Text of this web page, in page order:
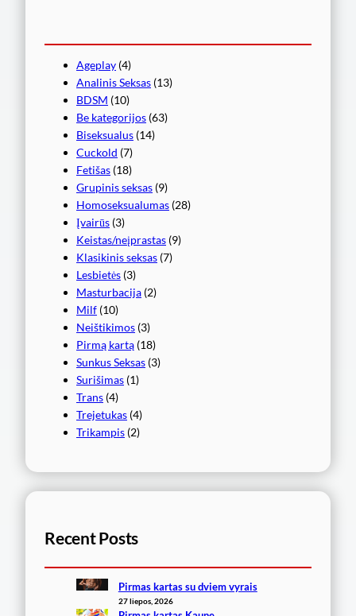
Ageplay (4)
Analinis Seksas (13)
BDSM (10)
Be kategorijos (63)
Biseksualus (14)
Cuckold (7)
Fetišas (18)
Grupinis seksas (9)
Homoseksualumas (28)
Įvairūs (3)
Keistas/neįprastas (9)
Klasikinis seksas (7)
Lesbietės (3)
Masturbacija (2)
Milf (10)
Neištikimos (3)
Pirmą kartą (18)
Sunkus Seksas (3)
Surišimas (1)
Trans (4)
Trejetukas (4)
Trikampis (2)
Recent Posts
Pirmas kartas su dviem vyrais
27 liepos, 2026